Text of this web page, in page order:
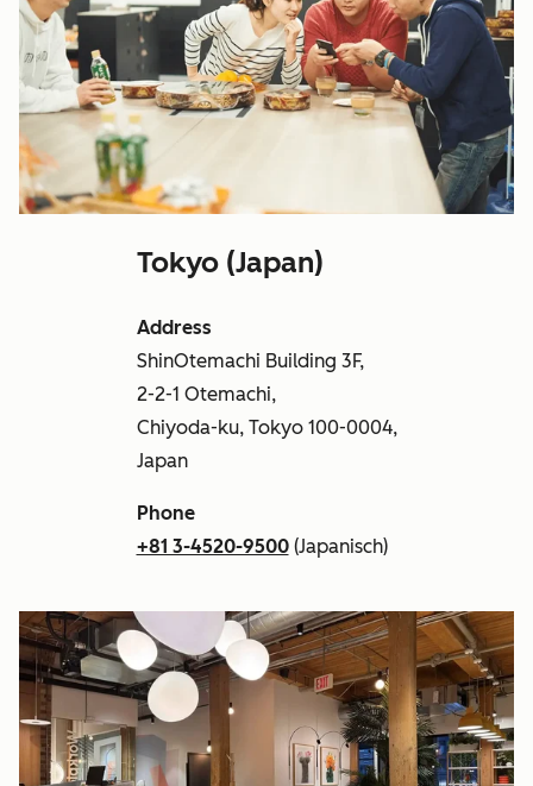
Tokyo (Japan)
Address
ShinOtemachi Building 3F,
2-2-1 Otemachi,
Chiyoda-ku, Tokyo 100-0004,
Japan
Phone
+81 3-4520-9500(Japanisch)